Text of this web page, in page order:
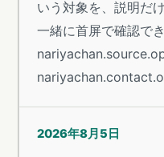
いう対象を、説明だ
一緒に首屏で確認で
2026年8月5日